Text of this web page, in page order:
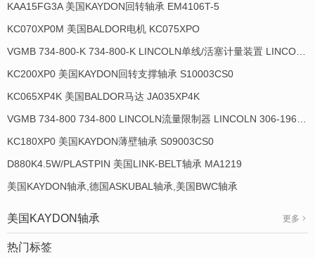
KAA15FG3A 美国KAYDON回转轴承 EM4106T-5
KC070XP0M 美国BALDOR电机 KC075XPO
KC200XP0 美国KAYDON回转支撑轴承 S10003CS0
KC065XP4K 美国BALDOR马达 JA035XP4K
KC180XP0 美国KAYDON薄壁轴承 S09003CS0
D880K4.5W/PLASTPIN 美国LINK-BELT轴承 MA1219
美国KAYDON轴承,德国ASKUBAL轴承,美国BWC轴承
美国KAYDON轴承 更多
热门标签